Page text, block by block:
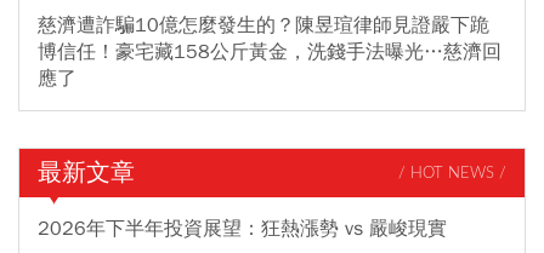
慈濟遭詐騙10億怎麼發生的？陳昱瑄律師見證嚴下跪
博信任！豪宅藏158公斤黃金，洗錢手法曝光…慈濟回
應了
最新文章 / HOT NEWS /
2026年下半年投資展望：狂熱漲勢 vs 嚴峻現實